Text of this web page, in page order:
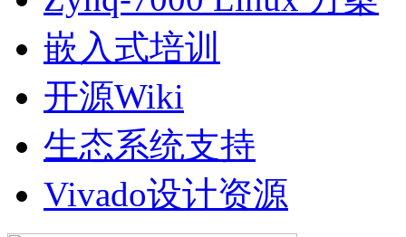
嵌入式培训
开源Wiki
生态系统支持
Vivado设计资源